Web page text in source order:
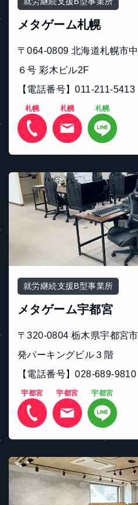
メタゲーム札幌
〒064-0809 北海道札幌市
６号 彩木ビル2F
【電話番号】011-211-5413
札幌 札幌 札幌
就労継続支援B型事業所
メタゲーム宇都宮
〒320-0804 栃木県宇都宮
発パーキングビル３階
【電話番号】028-689-9810
宇都宮 宇都宮 宇都宮